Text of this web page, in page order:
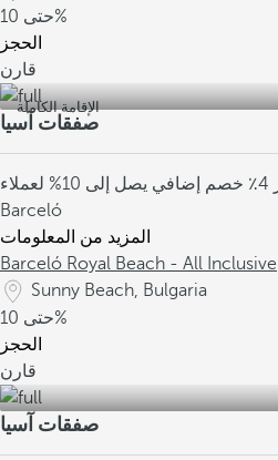
حتى10%
الحجز
قارن
الإقامة الكاملة
صفقات آسيا
خصم إضافي يصل إلى 10% لعملاء My
Barceló
المزيد من المعلومات
Barceló Royal Beach - All Inclusive
Sunny Beach, Bulgaria
حتى10%
الحجز
قارن
صفقات آسيا